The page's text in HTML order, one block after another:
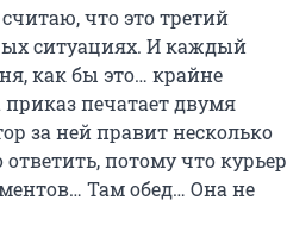
что это третий
ситуациях. И каждый
как бы это… крайне
приказ печатает двумя
за ней правит несколько
потому что курьер
Там обед… Она не